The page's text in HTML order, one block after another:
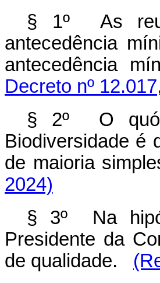
§ 1º As
antecedência
antecedência
Decreto nº
§ 2º O
Biodiversidade é
de maioria
2024)
§ 3º Na
Presidente da
de qualidade.